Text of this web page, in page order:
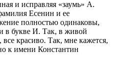
и исправляя «заумь» А.
Есенин и ее
полностью одинаковы,
в букве И. Так, в живой
красиво. Так, мне кажется,
к имени Константин